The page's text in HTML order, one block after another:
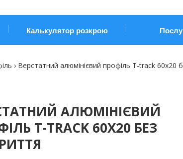
Калькулятор розкрою
Верстатний алюмінієвий профіль T-track 60х20
АЛЮМІНІЄВИЙ
T-TRACK 60Х20 БЕЗ